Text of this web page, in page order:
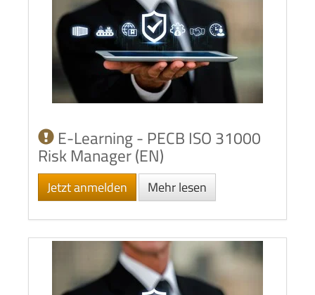
E-Learning - PECB ISO 31000
Risk Manager (EN)
Jetzt anmelden Mehr lesen